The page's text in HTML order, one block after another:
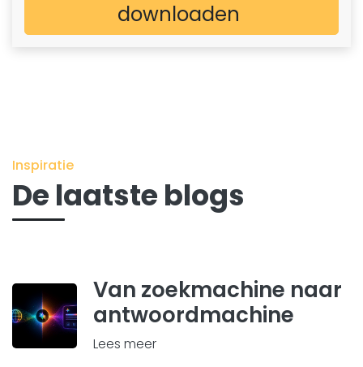
downloaden
Inspiratie
De laatste blogs
Van zoekmachine naar
antwoordmachine
Lees meer